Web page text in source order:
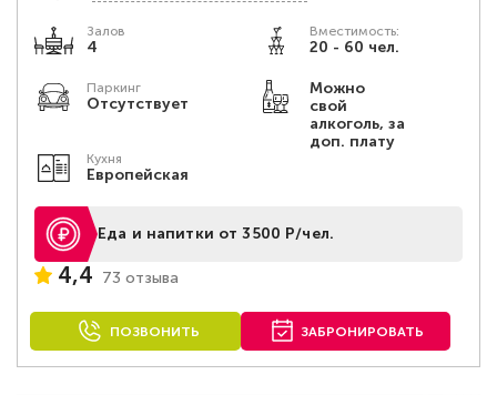
Залов
4
Вместимость:
20 - 60 чел.
Паркинг
Отсутствует
Можно
свой
алкоголь, за
доп. плату
Кухня
Европейская
Еда и напитки от 3500 Р/чел.
4,4 73 отзыва
ПОЗВОНИТЬ ЗАБРОНИРОВАТЬ